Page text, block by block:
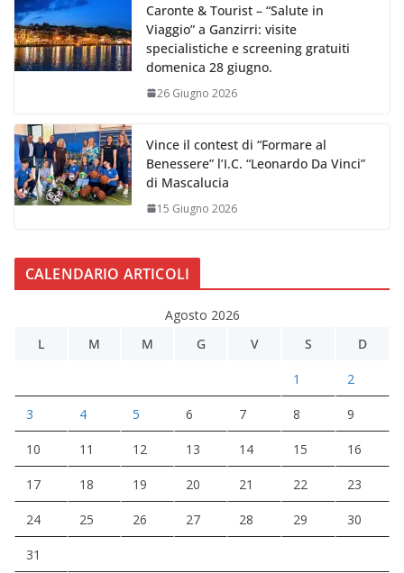
Caronte & Tourist – “Salute in
Viaggio” a Ganzirri: visite
specialistiche e screening gratuiti
domenica 28 giugno.
26 Giugno 2026
Vince il contest di “Formare al
Benessere” l’I.C. “Leonardo Da Vinci”
di Mascalucia
15 Giugno 2026
CALENDARIO ARTICOLI
Agosto 2026
L
M M G V S D
1 2
3 4 5 6 7 8 9
10 11 12 13 14 15 16
17 18 19 20 21 22 23
24 25 26 27 28 29 30
31